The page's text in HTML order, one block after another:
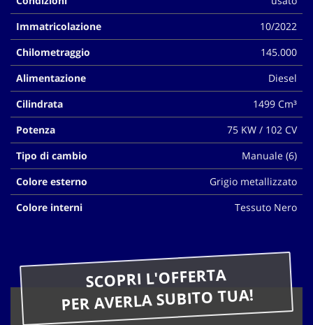
Immatricolazione
10/2022
Chilometraggio
145.000
Alimentazione
Diesel
Cilindrata
1499 Cm³
Potenza
75 KW / 102 CV
Tipo di cambio
Manuale (6)
Colore esterno
Grigio metallizzato
Colore interni
Tessuto Nero
SCOPRI L'OFFERTA
PER AVERLA SUBITO TUA!
questi
strumenti
di
tracciamento
si
rimanda
alla
cookie
policy.
Puoi
rivedere
e
modificare
le
tue
momento.